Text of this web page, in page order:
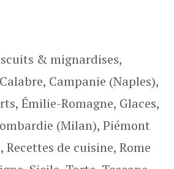
& mignardises,
Calabre, Campanie (Naples),
, Émilie-Romagne, Glaces,
(Milan), Piémont
, Recettes de cuisine, Rome